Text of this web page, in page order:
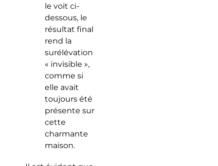
le voit ci-
dessous, le
résultat final
rend la
surélévation
« invisible »,
comme si
elle avait
toujours été
présente sur
cette
charmante
maison.